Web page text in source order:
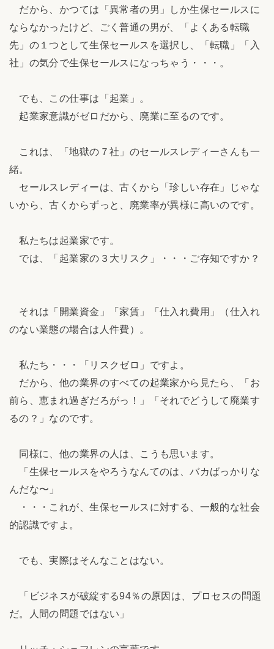
だから、かつては「異常者の男」しか生保セールスに
ならなかったけど、ごく普通の男が、「よくある転職
先」の１つとして生保セールスを選択し、「転職」「入
社」の気分で生保セールスになっちゃう・・・。
でも、この仕事は「起業」。
起業家意識がゼロだから、廃業に至るのです。
これは、「地獄の７社」のセールスレディーさんも一
緒。
セールスレディーは、古くから「珍しい存在」じゃな
いから、古くからずっと、廃業率が異様に高いのです。
私たちは起業家です。
では、「起業家の３大リスク」・・・ご存知ですか？
それは「開業資金」「家賃」「仕入れ費用」（仕入れ
のない業態の場合は人件費）。
私たち・・・「リスクゼロ」ですよ。
だから、他の業界のすべての起業家から見たら、「お
前ら、恵まれ過ぎだろがっ！」「それでどうして廃業す
るの？」なのです。
同様に、他の業界の人は、こうも思います。
「生保セールスをやろうなんてのは、バカばっかりな
んだな〜」
・・・これが、生保セールスに対する、一般的な社会
的認識ですよ。
でも、実際はそんなことはない。
「ビジネスが破綻する94％の原因は、プロセスの問題
だ。人間の問題ではない」